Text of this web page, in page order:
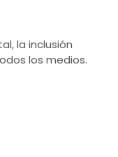
la inclusión
los medios.